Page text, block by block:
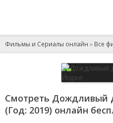
Фильмы и Сериалы онлайн » Все
Смотреть Дождливый
(Год: 2019) онлайн